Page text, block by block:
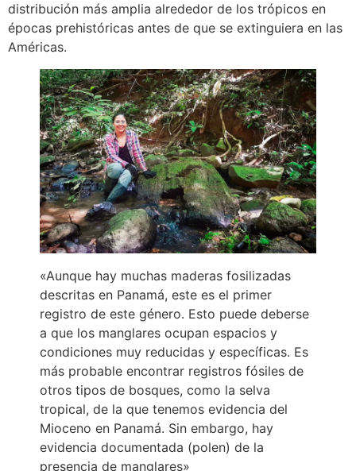
distribución más amplia alrededor de los trópicos en
épocas prehistóricas antes de que se extinguiera en las
Américas.
«Aunque hay muchas maderas fosilizadas
descritas en Panamá, este es el primer
registro de este género. Esto puede deberse
a que los manglares ocupan espacios y
condiciones muy reducidas y específicas. Es
más probable encontrar registros fósiles de
otros tipos de bosques, como la selva
tropical, de la que tenemos evidencia del
Mioceno en Panamá. Sin embargo, hay
evidencia documentada (polen) de la
presencia de manglares»